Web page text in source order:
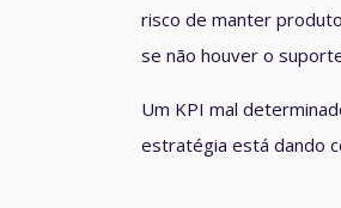
risco de manter
se não houver o
Um KPI mal
estratégia está dando